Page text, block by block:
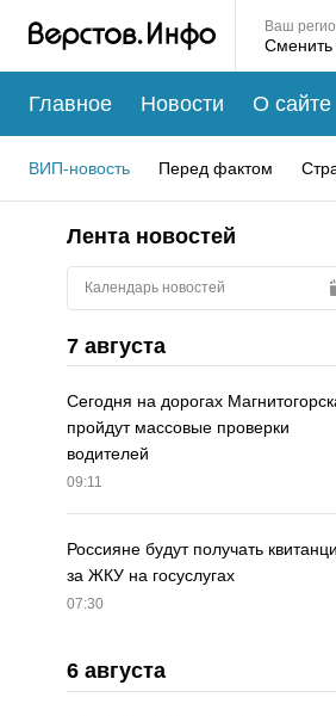
Ваш
Главное Новости О сайте
ВИП-новость Перед фактом
Лента новостей
Календарь новостей
7 августа
Сегодня на дорогах
пройдут массовые проверки
водителей
09:11
Россияне будут получать
за ЖКУ на госуслугах
07:30
6 августа